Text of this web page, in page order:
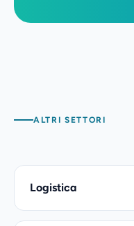
ALTRI SETTORI
Logistica